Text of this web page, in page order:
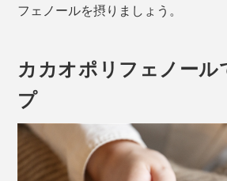
フェノールを摂りましょう。
カカオポリフェノール
プ